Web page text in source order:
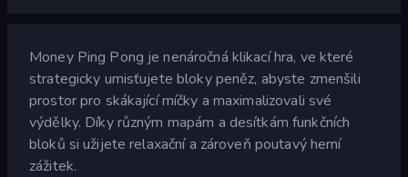
Money Ping Pong je nenáročná klikací hra, ve které
strategicky umisťujete bloky peněz, abyste zmenšili
prostor pro skákající míčky a maximalizovali své
výdělky. Díky různým mapám a desítkám funkčních
bloků si užijete relaxační a zároveň poutavý herní
zážitek.